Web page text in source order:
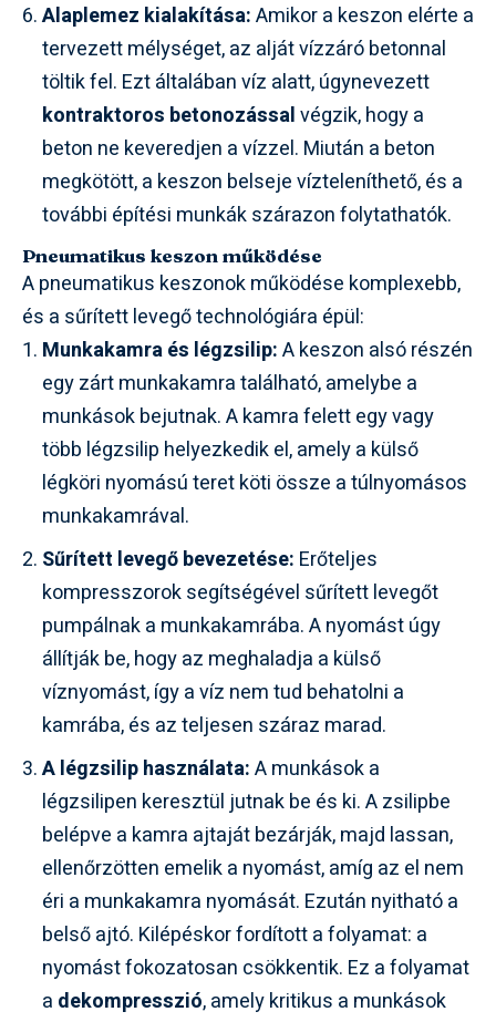
Alaplemez kialakítása:Amikor a keszon elérte a
tervezett mélységet, az alját vízzáró betonnal
töltik fel. Ezt általában víz alatt, úgynevezett
kontraktoros betonozássalvégzik, hogy a
beton ne keveredjen a vízzel. Miután a beton
megkötött, a keszon belseje vízteleníthető, és a
további építési munkák szárazon folytathatók.
Pneumatikus keszon működése
A pneumatikus keszonok működése komplexebb,
és a sűrített levegő technológiára épül:
Munkakamra és légzsilip:A keszon alsó részén
egy zárt munkakamra található, amelybe a
munkások bejutnak. A kamra felett egy vagy
több légzsilip helyezkedik el, amely a külső
légköri nyomású teret köti össze a túlnyomásos
munkakamrával.
Sűrített levegő bevezetése: Erőteljes
kompresszorok segítségével sűrített levegőt
pumpálnak a munkakamrába. A nyomást úgy
állítják be, hogy az meghaladja a külső
víznyomást, így a víz nem tud behatolni a
kamrába, és az teljesen száraz marad.
A légzsilip használata:A munkások a
légzsilipen keresztül jutnak be és ki. A zsilipbe
belépve a kamra ajtaját bezárják, majd lassan,
ellenőrzötten emelik a nyomást, amíg az el nem
éri a munkakamra nyomását. Ezután nyitható a
belső ajtó. Kilépéskor fordított a folyamat: a
nyomást fokozatosan csökkentik. Ez a folyamat
a dekompresszió, amely kritikus a munkások